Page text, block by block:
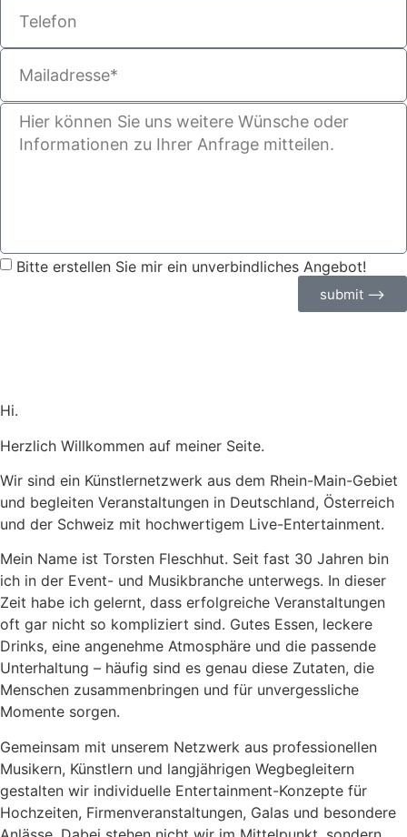
Bitte erstellen Sie mir ein unverbindliches Angebot!
submit ⟶
Hi.
Herzlich Willkommen auf meiner Seite.
Wir sind ein Künstlernetzwerk aus dem Rhein-Main-Gebiet
und begleiten Veranstaltungen in Deutschland, Österreich
und der Schweiz mit hochwertigem Live-Entertainment.
Mein Name ist Torsten Fleschhut. Seit fast 30 Jahren bin
ich in der Event- und Musikbranche unterwegs. In dieser
Zeit habe ich gelernt, dass erfolgreiche Veranstaltungen
oft gar nicht so kompliziert sind. Gutes Essen, leckere
Drinks, eine angenehme Atmosphäre und die passende
Unterhaltung – häufig sind es genau diese Zutaten, die
Menschen zusammenbringen und für unvergessliche
Momente sorgen.
Gemeinsam mit unserem Netzwerk aus professionellen
Musikern, Künstlern und langjährigen Wegbegleitern
gestalten wir individuelle Entertainment-Konzepte für
Hochzeiten, Firmenveranstaltungen, Galas und besondere